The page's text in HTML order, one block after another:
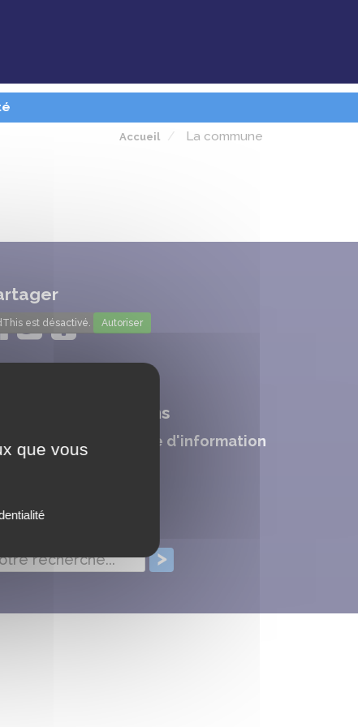
Accueil La commune
est désactivé. Autoriser
d'informations
vous à la lettre d'information
que vous